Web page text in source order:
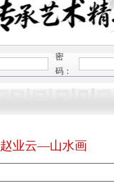
密
码：
赵业云—山水画